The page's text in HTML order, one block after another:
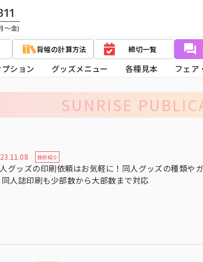
～金)
背幅の計算方法 締切一覧
ション グッズメニュー 各種見本 フェア
SUNRISE
技術紹介
グッズの印刷依頼はお気軽に！同人グッズの種類や
同人誌印刷も少部数から大部数まで対応